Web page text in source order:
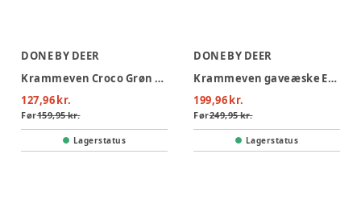
DONE BY DEER
Krammeven Croco Grøn 28 cm
127,96 kr.
Før159,95 kr.
Lagerstatus
DONE BY DEER
Krammeven gaveæske Elphee Sand
199,96 kr.
Før249,95 kr.
Lagerstatus